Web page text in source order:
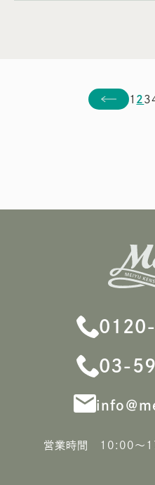
1 2 3
03-
info＠
営業時間 10:00〜